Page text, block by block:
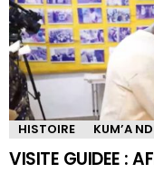
HISTOIRE KUM’A
VISITE GUIDEE :